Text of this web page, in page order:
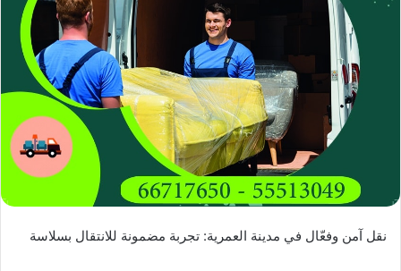
نقل آمن وفعّال في مدينة العمرية: تجربة مضمونة للانتقال بسلاسة